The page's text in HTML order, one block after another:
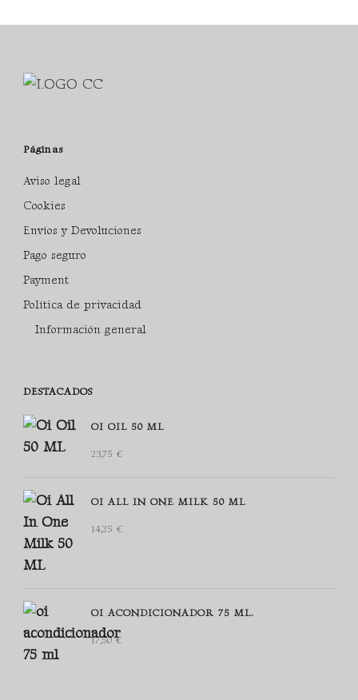
Páginas
Aviso legal
Cookies
Envíos y Devoluciones
Pago seguro
Payment
Política de privacidad
Información general
DESTACADOS
OI OIL 50 ML
23,75 €
OI ALL IN ONE MILK 50 ML
14,25 €
OI ACONDICIONADOR 75 ML.
17,50€